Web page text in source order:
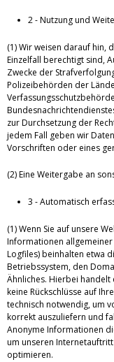
2 - Nutzung und
(1) Wir weisen darauf hin,
Einzelfall berechtigt sind,
Zwecke der
Polizeibehörden der
zur Durchsetzung der
jedem Fall geben wir
Vorschriften oder eines
(2) Eine Weitergabe an
3 - Automatisch
(1) Wenn Sie auf unsere
Informationen
Logfiles) beinhalten etwa
Betriebssystem, den
Ähnliches. Hierbei handelt
keine Rückschlüsse auf
technisch notwendig, um
korrekt auszuliefern und
Anonyme Informationen
um unseren
optimieren.